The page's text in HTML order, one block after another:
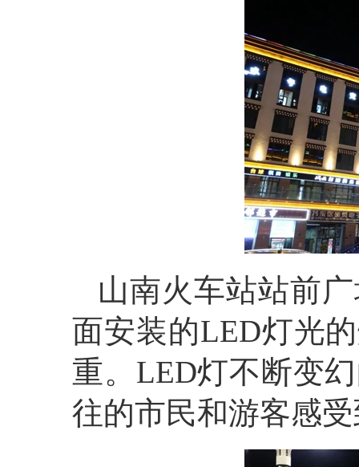
山南火车站站前
面安装的LED灯光
重。LED灯不断变
往的市民和游客感